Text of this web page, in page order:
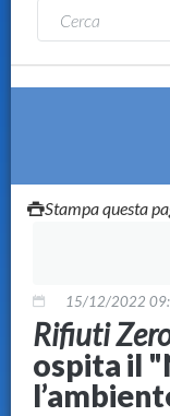
Stampa questa
15/12/2022
Rifiuti
ospita il